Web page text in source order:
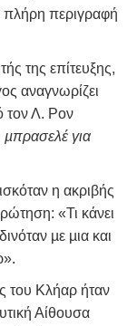
πλήρη περιγραφή
της επίτευξης,
αναγνωρίζει
τον Λ. Ρον
µπρασελέ για
η ακριβής
«Τι κάνει
µε µια και
του Κλήαρ ήταν
Αίθουσα